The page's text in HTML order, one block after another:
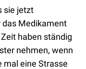
sie jetzt
Medikament
Zeit haben ständig
nehmen, wenn
mal eine Strasse